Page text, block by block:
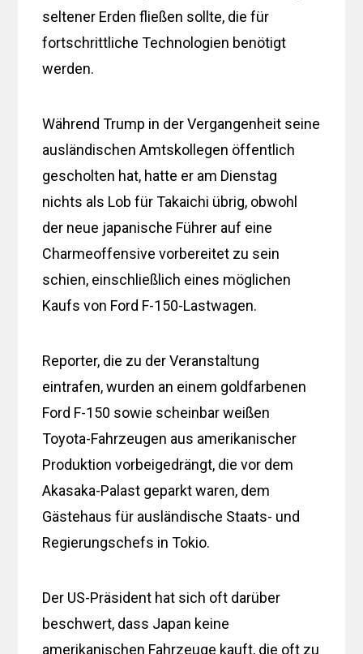
seltener Erden fließen sollte, die für
fortschrittliche Technologien benötigt
werden.
Während Trump in der Vergangenheit seine
ausländischen Amtskollegen öffentlich
gescholten hat, hatte er am Dienstag
nichts als Lob für Takaichi übrig, obwohl
der neue japanische Führer auf eine
Charmeoffensive vorbereitet zu sein
schien, einschließlich eines möglichen
Kaufs von Ford F-150-Lastwagen.
Reporter, die zu der Veranstaltung
eintrafen, wurden an einem goldfarbenen
Ford F-150 sowie scheinbar weißen
Toyota-Fahrzeugen aus amerikanischer
Produktion vorbeigedrängt, die vor dem
Akasaka-Palast geparkt waren, dem
Gästehaus für ausländische Staats- und
Regierungschefs in Tokio.
Der US-Präsident hat sich oft darüber
beschwert, dass Japan keine
amerikanischen Fahrzeuge kauft, die oft zu